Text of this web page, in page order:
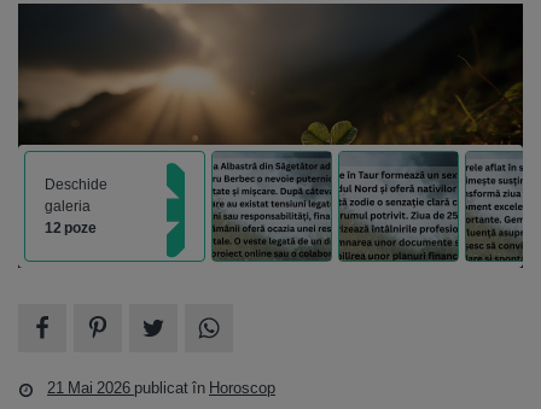
Deschide
galeria
12 poze
21 Mai 2026 publicat în Horoscop